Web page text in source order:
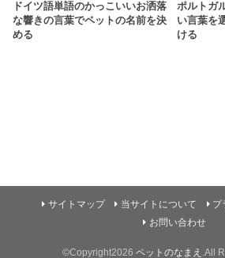
ドイツ語単語のかっこいいお洒落
な響きの言葉でペットの名前を決
める
ポルトガ
い言葉を
ける
サイトマップ 当サイトについて
プ
お問い合わせ
©Copyright2026 ペットのなまえ .All